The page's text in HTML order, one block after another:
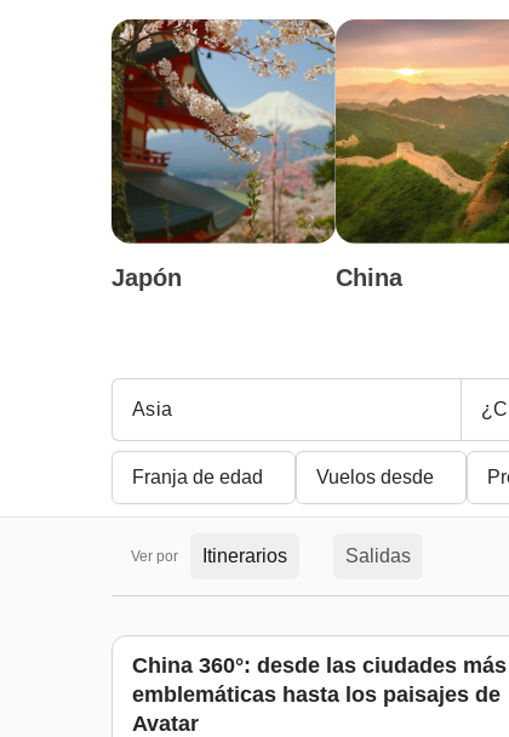
Japón China
Franja de edad Vuelos desde
Ver por Itinerarios Salidas
China 360°: desde las ciudades más
emblemáticas hasta los paisajes de
Avatar